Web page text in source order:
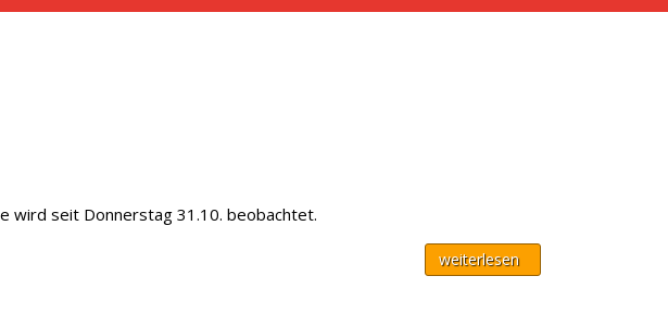
wird seit Donnerstag 31.10. beobachtet.
weiterlesen